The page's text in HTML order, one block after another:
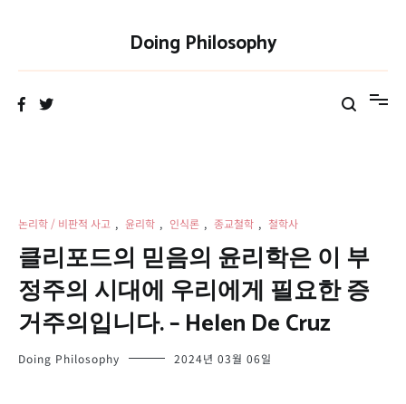
Doing Philosophy
논리학 / 비판적 사고 , 윤리학 , 인식론 , 종교철학 , 철학사
클리포드의 믿음의 윤리학은 이 부
정주의 시대에 우리에게 필요한 증
거주의입니다. – Helen De Cruz
Doing Philosophy 2024년 03월 06일